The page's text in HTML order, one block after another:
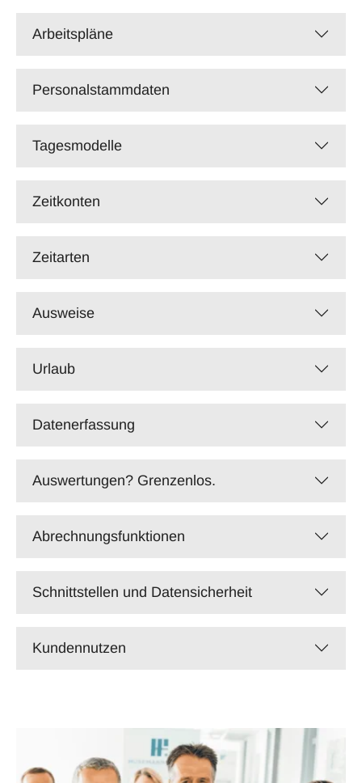
Arbeitspläne
Personalstammdaten
Tagesmodelle
Zeitkonten
Zeitarten
Ausweise
Urlaub
Datenerfassung
Auswertungen? Grenzenlos.
Abrechnungsfunktionen
Schnittstellen und Datensicherheit
Kundennutzen